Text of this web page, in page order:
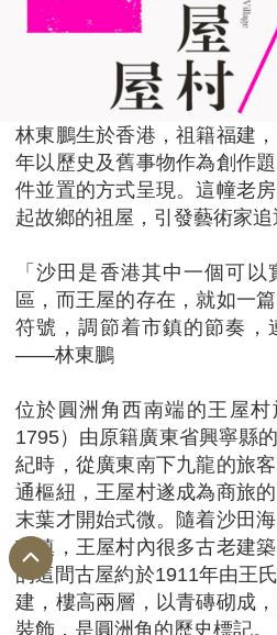
林東鵬生於香港，祖籍福建
年以歷史及舊事物作為創作
件並置的方式呈現。這幢老
起故鄉的祖屋，引發藝術家追
「沙田是香港其中一個可
區，而王屋的存在，就如一
符號，調節着市鎮的節奏，
——林東鵬
位於圓洲角西南端的王屋
1795）由原籍廣東省興寧縣
紀時，從廣東南下九龍的旅
通樞紐，王屋村遂成為商旅
末葉才開始式微。隨着沙田
市鎮，王屋村內很多古老建
的這間古屋約於1911年由王
建，樓高兩層，以青磚砌成
裝飾，是圓洲角的歷史標記。